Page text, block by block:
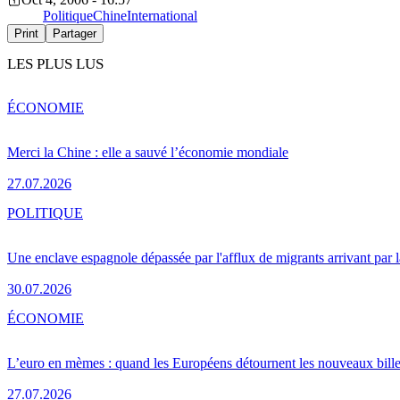
PolitiqueChineInternational
Print Partager
LES PLUS LUS
Merci la Chine : elle a sauvé l’économie mondiale
27.07.2026
ÉCONOMIE
Une enclave espagnole dépassée par l'afflux de migrants arrivant par
30.07.2026
POLITIQUE
L’euro en mèmes : quand les Européens détournent les nouveaux
27.07.2026
ÉCONOMIE